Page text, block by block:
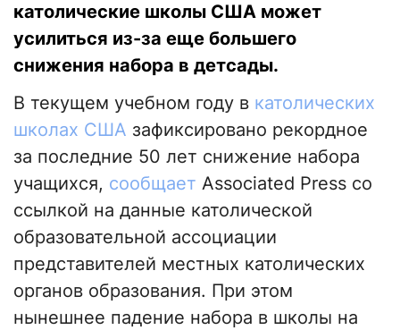
католические школы США может
усилиться из-за еще большего
снижения набора в детсады.
В текущем учебном году в католических
школах США зафиксировано рекордное
за последние 50 лет снижение набора
учащихся, сообщает Associated Press со
ссылкой на данные католической
образовательной ассоциации
представителей местных католических
органов образования. При этом
нынешнее падение набора в школы на